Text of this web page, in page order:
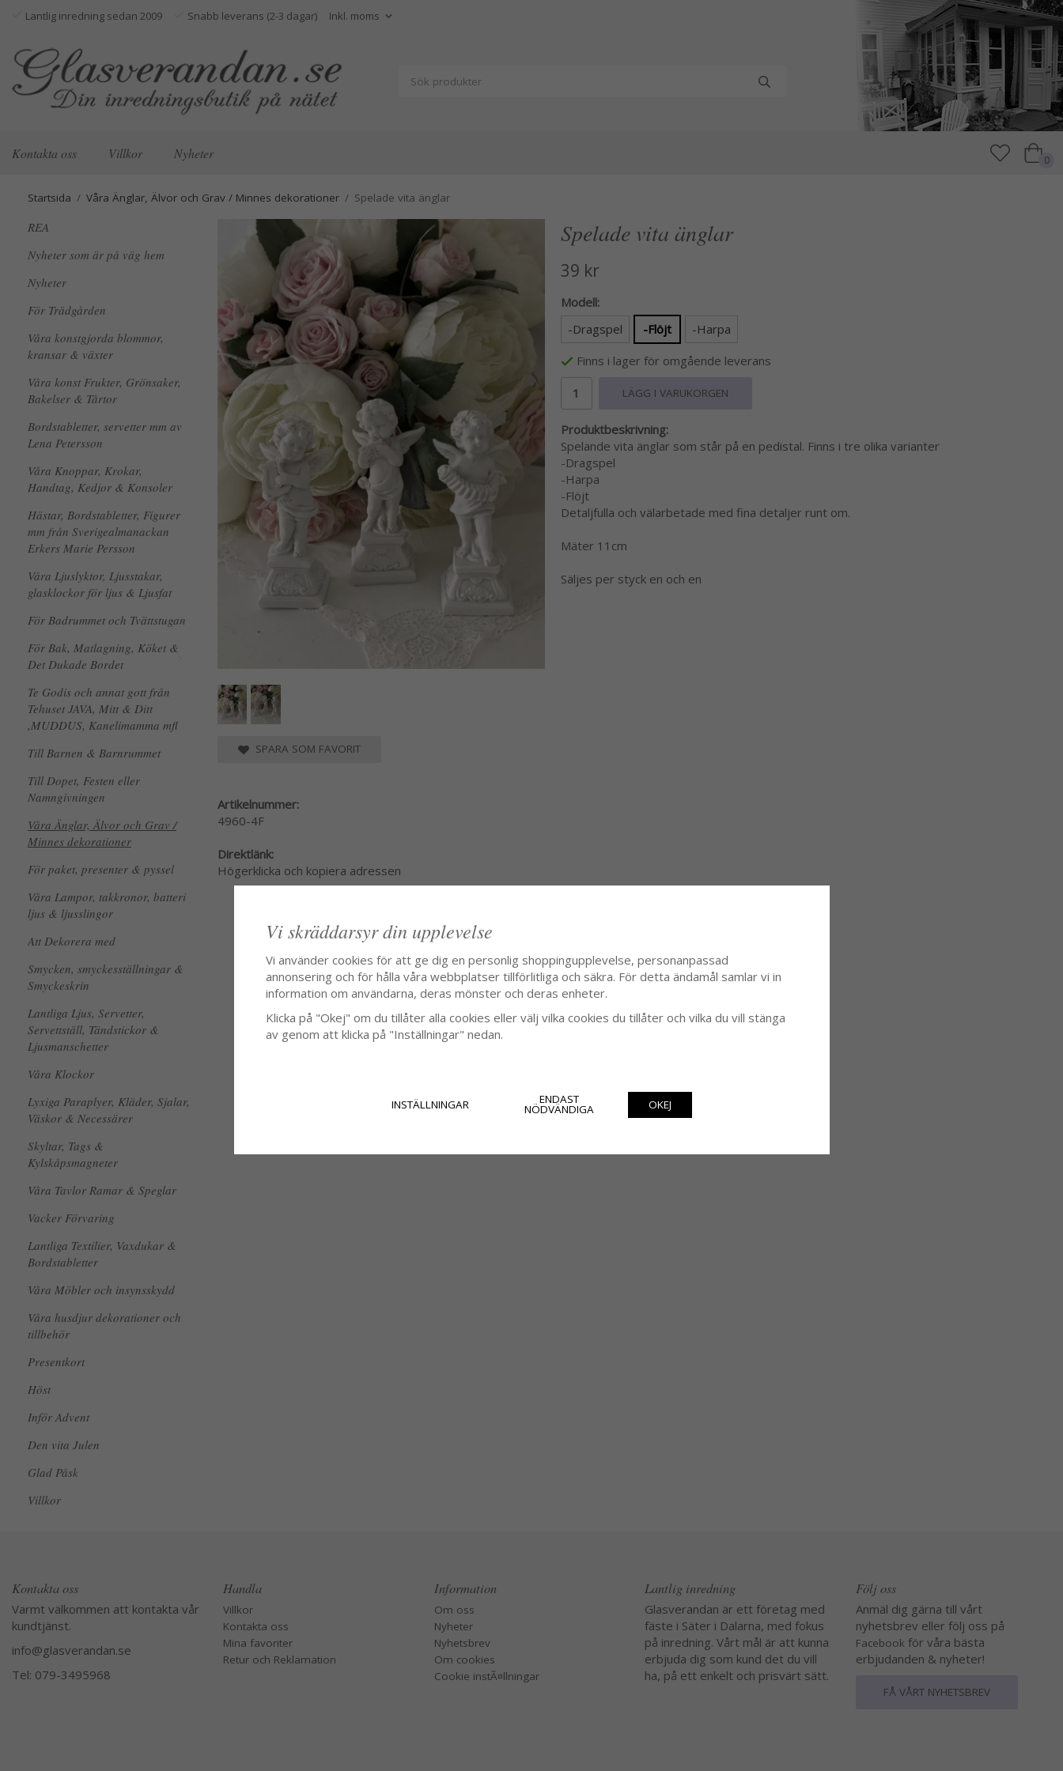
Lantlig inredning sedan 2009 Snabb leverans (2-3 dagar)
Kontakta oss Villkor Nyheter 0
Startsida / Våra Änglar, Älvor och Grav / Minnes dekorationer / Spelade vita änglar
REA
Nyheter som är på väg hem
Nyheter
För Trädgården
Våra konstgjorda blommor,
kransar & växter
Våra konst Frukter, Grönsaker,
Bakelser & Tårtor
Bordstabletter, servetter mm av
Lena Petersson
Våra Knoppar, Krokar,
Handtag, Kedjor & Konsoler
Hästar, Bordstabletter, Figurer
mm från Sverigealmanackan
Erkers Marie Persson
Våra Ljuslyktor, Ljusstakar,
glasklockor för ljus & Ljusfat
För Badrummet och Tvättstugan
För Bak, Matlagning, Köket &
Det Dukade Bordet
Te Godis och annat gott från
Tehuset JAVA, Mitt & Ditt
,MUDDUS, Kanelimamma mfl
Till Barnen & Barnrummet
Till Dopet, Festen eller
Namngivningen
Våra Änglar, Älvor och Grav /
Minnes dekorationer
För paket, presenter & pyssel
Våra Lampor, takkronor, batteri
ljus & ljusslingor
Att Dekorera med
Smycken, smyckesställningar &
Smyckeskrin
Lantliga Ljus, Servetter,
Servettställ, Tändstickor &
Ljusmanschetter
Våra Klockor
Lyxiga Paraplyer, Kläder, Sjalar,
Väskor & Necessärer
Skyltar, Tags &
Kylskåpsmagneter
Våra Tavlor Ramar & Speglar
Vacker Förvaring
Lantliga Textilier, Vaxdukar &
Bordstabletter
Våra Möbler och insynsskydd
Våra husdjur dekorationer och
tillbehör
Presentkort
Höst
Inför Advent
Den vita Julen
Glad Påsk
Villkor
Spelade vita änglar
39 kr
Modell:
-Dragspel
-Flöjt -Harpa
Finns i lager för omgående leverans
LÄGG I VARUKORGEN
Produktbeskrivning:
Spelande vita änglar som står på en pedistal. Finns i tre olika varianter
-Dragspel
-Harpa
-Flöjt
Detaljfulla och välarbetade med fina detaljer runt om.
Mäter 11cm
Säljes per styck en och en
SPARA SOM FAVORIT
Artikelnummer:
4960-4F
Direktlänk:
Högerklicka och kopiera adressen
Kontakta oss
Varmt välkommen att kontakta vår
kundtjänst.
info@glasverandan.se
Tel: 079-3495968
Handla
Villkor
Kontakta oss
Mina favoriter
Retur och Reklamation
Information
Om oss
Nyheter
Nyhetsbrev
Om cookies
Cookie instÃ¤llningar
Lantlig inredning
Glasverandan är ett företag med
fäste i Säter i Dalarna, med fokus
på inredning. Vårt mål är att kunna
erbjuda dig som kund det du vill
ha, på ett enkelt och prisvärt sätt.
Följ oss
Anmäl dig gärna till vårt
nyhetsbrev eller följ oss på
Facebook för våra bästa
erbjudanden & nyheter!
FÅ VÅRT NYHETSBREV
Vi skräddarsyr din upplevelse
Vi använder cookies för att ge dig en personlig shoppingupplevelse, personanpassad
annonsering och för hålla våra webbplatser tillförlitliga och säkra. För detta ändamål samlar vi in
information om användarna, deras mönster och deras enheter.
Klicka på "Okej" om du tillåter alla cookies eller välj vilka cookies du tillåter och vilka du vill stänga
av genom att klicka på "Inställningar" nedan.
INSTÄLLNINGAR ENDAST
NÖDVÄNDIGA OKEJ